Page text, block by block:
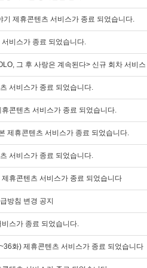
제휴콘텐츠 서비스가 종료 되었습니다.
비스가 종료 되었습니다.
그 후 사랑은 계속된다> 신규 회차 서비
서비스가 종료 되었습니다.
콘텐츠 서비스가 종료 되었습니다.
제휴콘텐츠 서비스가 종료 되었습니다.
서비스가 종료 되었습니다.
휴콘텐츠 서비스가 종료 되었습니다
방침 변경 공지
스가 종료 되었습니다.
화) 제휴콘텐츠 서비스가 종료 되었습니다